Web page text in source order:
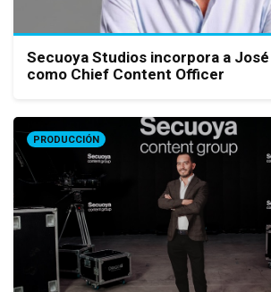
Secuoya Studios incorpora a
como Chief Content Officer
PRODUCCIÓN